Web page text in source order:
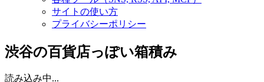
サイトの使い方
プライバシーポリシー
渋谷の百貨店っぽい箱積み
読み込み中...